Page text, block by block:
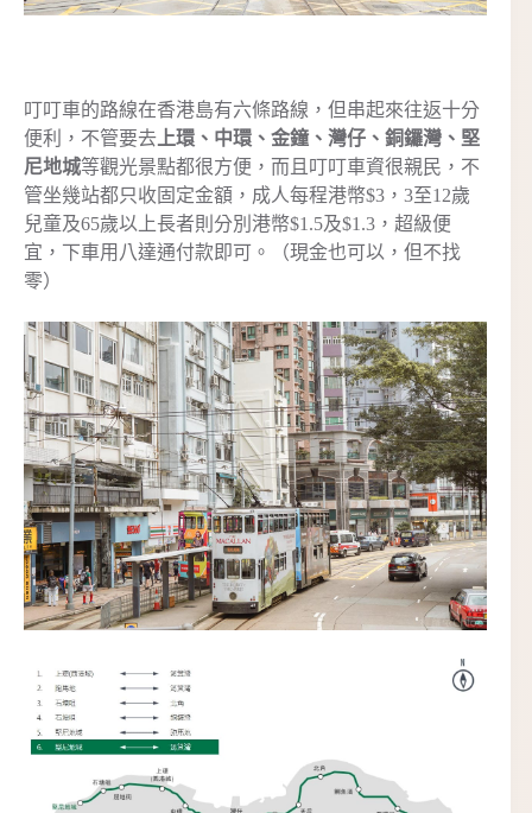
叮叮車的路線在香港島有六條路線，但串起來往返十分
便利，不管要去 上環、中環、金鐘、灣仔、銅鑼灣、堅
尼地城等觀光景點都很方便，而且叮叮車資很親民，不
管坐幾站都只收固定金額，成人每程港幣$3，3至12歲
兒童及65歲以上長者則分別港幣$1.5及$1.3，超級便
宜，下車用八達通付款即可。（現金也可以，但不找
零）